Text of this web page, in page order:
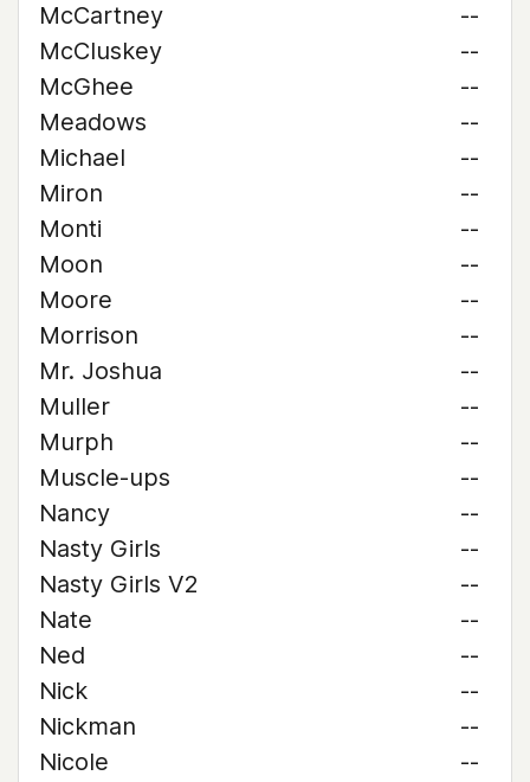
McCartney
--
McCluskey
--
McGhee
--
Meadows
--
Michael
--
Miron
--
Monti
--
Moon
--
Moore
--
Morrison
--
Mr. Joshua
--
Muller
--
Murph
--
Muscle-ups
--
Nancy
--
Nasty Girls
--
Nasty Girls V2
--
Nate
--
Ned
--
Nick
--
Nickman
--
Nicole
--